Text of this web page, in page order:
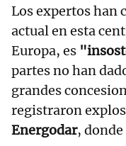
Los expertos han
actual en esta
Europa, es
partes no han
grandes
registraron
Energodar,